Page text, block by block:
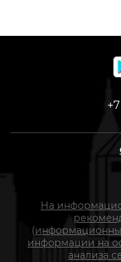
На
информации на
анализа